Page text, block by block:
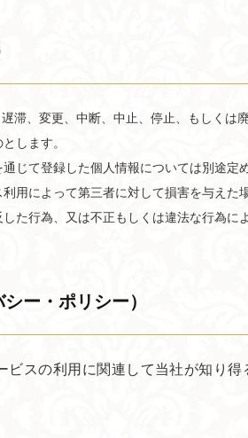
滞、変更、中断、中止、停止、もしく
します。
じて登録した個人情報については別途定
用によって第三者に対して損害を与えた
た行為、又は不正もしくは違法な行為に
ー・ポリシー）
スの利用に関連して当社が知り得